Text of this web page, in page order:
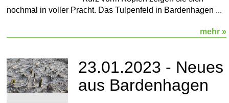
nochmal in voller Pracht. Das Tulpenfeld in Bardenhagen ...
mehr »
23.01.2023 - Neues
aus Bardenhagen